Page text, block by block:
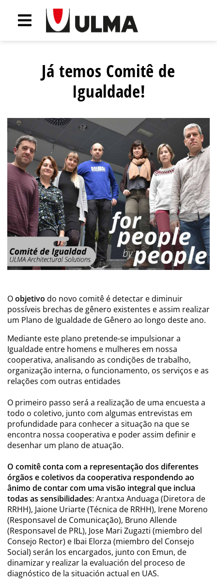
Já temos Comitê de
Igualdade!
Oobjetivo do novo comitê é detectar e diminuir
possíveis brechas de gênero existentes e assim realizar
um Plano de Igualdade de Gênero ao longo deste ano.
Mediante este plano pretende-se impulsionar a
Igualdade entre homens e mulheres em nossa
cooperativa, analisando as condições de trabalho,
organização interna, o funcionamento, os serviços e as
relações com outras entidades
O primeiro passo será a realização de uma encuesta a
todo o coletivo, junto com algumas entrevistas em
profundidade para conhecer a situação na que se
encontra nossa cooperativa e poder assim definir e
desenhar um plano de atuação.
O comitê conta com a representação dos diferentes
órgãos e coletivos da cooperativa respondendo ao
ânimo de contar com uma visão integral que inclua
todas as sensibilidades: Arantxa Anduaga (Diretora de
RRHH), Jaione Uriarte (Técnica de RRHH), Irene Moreno
(Responsavel de Comunicação), Bruno Allende
(Responsavel de PRL), Jose Mari Zugazti (miembro del
Consejo Rector) e Ibai Elorza (miembro del Consejo
Social) serán los encargados, junto con Emun, de
dinamizar y realizar la evaluación del proceso de
diagnóstico de la situación actual en UAS.